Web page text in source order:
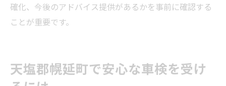
確化、今後のアドバイス提供があるかを事前に確認する
ことが重要です。
天塩郡幌延町で安心な車検を受け